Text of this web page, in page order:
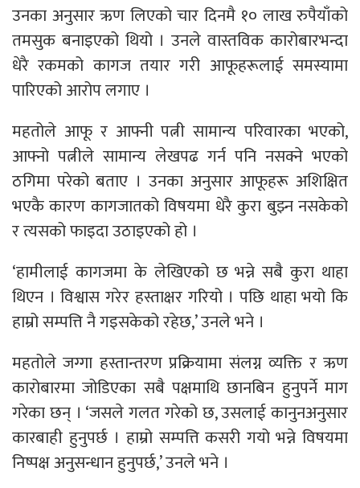
उनका अनुसार ऋण लिएको चार दिनमै १० लाख रुपैयाँको
तमसुक बनाइएको थियो । उनले वास्तविक कारोबारभन्दा
धेरै रकमको कागज तयार गरी आफूहरूलाई समस्यामा
पारिएको आरोप लगाए ।
महतोले आफू र आफ्नी पत्नी सामान्य परिवारका भएको,
आफ्नो पत्नीले सामान्य लेखपढ गर्न पनि नसक्ने भएको
ठगिमा परेको बताए । उनका अनुसार आफूहरू अशिक्षित
भएकै कारण कागजातको विषयमा धेरै कुरा बुझ्न नसकेको
र त्यसको फाइदा उठाइएको हो ।
‘हामीलाई कागजमा के लेखिएको छ भन्ने सबै कुरा थाहा
थिएन । विश्वास गरेर हस्ताक्षर गरियो । पछि थाहा भयो कि
हाम्रो सम्पत्ति नै गइसकेको रहेछ,’ उनले भने ।
महतोले जग्गा हस्तान्तरण प्रक्रियामा संलग्न व्यक्ति र ऋण
कारोबारमा जोडिएका सबै पक्षमाथि छानबिन हुनुपर्ने माग
गरेका छन् । ‘जसले गलत गरेको छ, उसलाई कानुनअनुसार
कारबाही हुनुपर्छ । हाम्रो सम्पत्ति कसरी गयो भन्ने विषयमा
निष्पक्ष अनुसन्धान हुनुपर्छ,’ उनले भने ।